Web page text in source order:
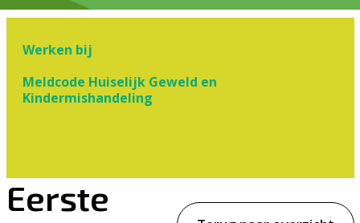
Werken bij
Meldcode Huiselijk Geweld en
Kindermishandeling
Eerste